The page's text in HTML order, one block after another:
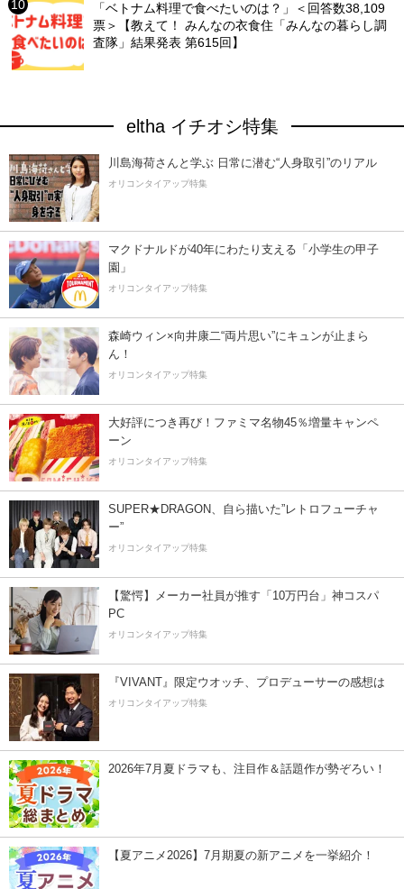
「ベトナム料理で食べたいのは？」＜回答数38,109
票＞【教えて！ みんなの衣食住「みんなの暮らし調
査隊」結果発表 第615回】
eltha イチオシ特集
川島海荷さんと学ぶ 日常に潜む“人身取引”のリアル
オリコンタイアップ特集
マクドナルドが40年にわたり支える「小学生の甲子
園」
オリコンタイアップ特集
森崎ウィン×向井康二“両片思い”にキュンが止まら
ん！
オリコンタイアップ特集
大好評につき再び！ファミマ名物45％増量キャンペ
ーン
オリコンタイアップ特集
SUPER★DRAGON、自ら描いた”レトロフューチャ
ー”
オリコンタイアップ特集
【驚愕】メーカー社員が推す「10万円台」神コスパ
PC
オリコンタイアップ特集
『VIVANT』限定ウオッチ、プロデューサーの感想は
オリコンタイアップ特集
2026年7月夏ドラマも、注目作＆話題作が勢ぞろい！
【夏アニメ2026】7月期夏の新アニメを一挙紹介！